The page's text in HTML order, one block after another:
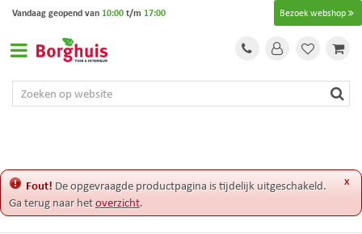
e
t
Bezoek webshop
Vandaag geopend van 10:00t/m 17:00
x
Fout! De opgevraagde productpagina is tijdelijk uitgeschakeld.
Ga terug naar hetoverzicht.